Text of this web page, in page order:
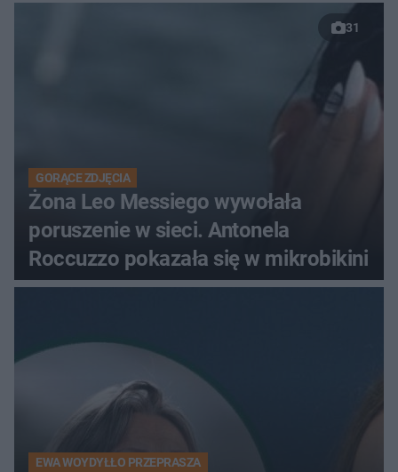
31
GORĄCE ZDJĘCIA
Żona Leo Messiego wywołała
poruszenie w sieci. Antonela
Roccuzzo pokazała się w mikrobikini
EWA WOYDYŁŁO PRZEPRASZA